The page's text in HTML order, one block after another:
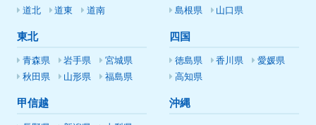
道北
道東 道南
東北
青森県 岩手県
宮城県
秋田県
山形県 福島県
甲信越
島根県
山口県
四国
徳島県 香川県
愛媛県
高知県
沖縄